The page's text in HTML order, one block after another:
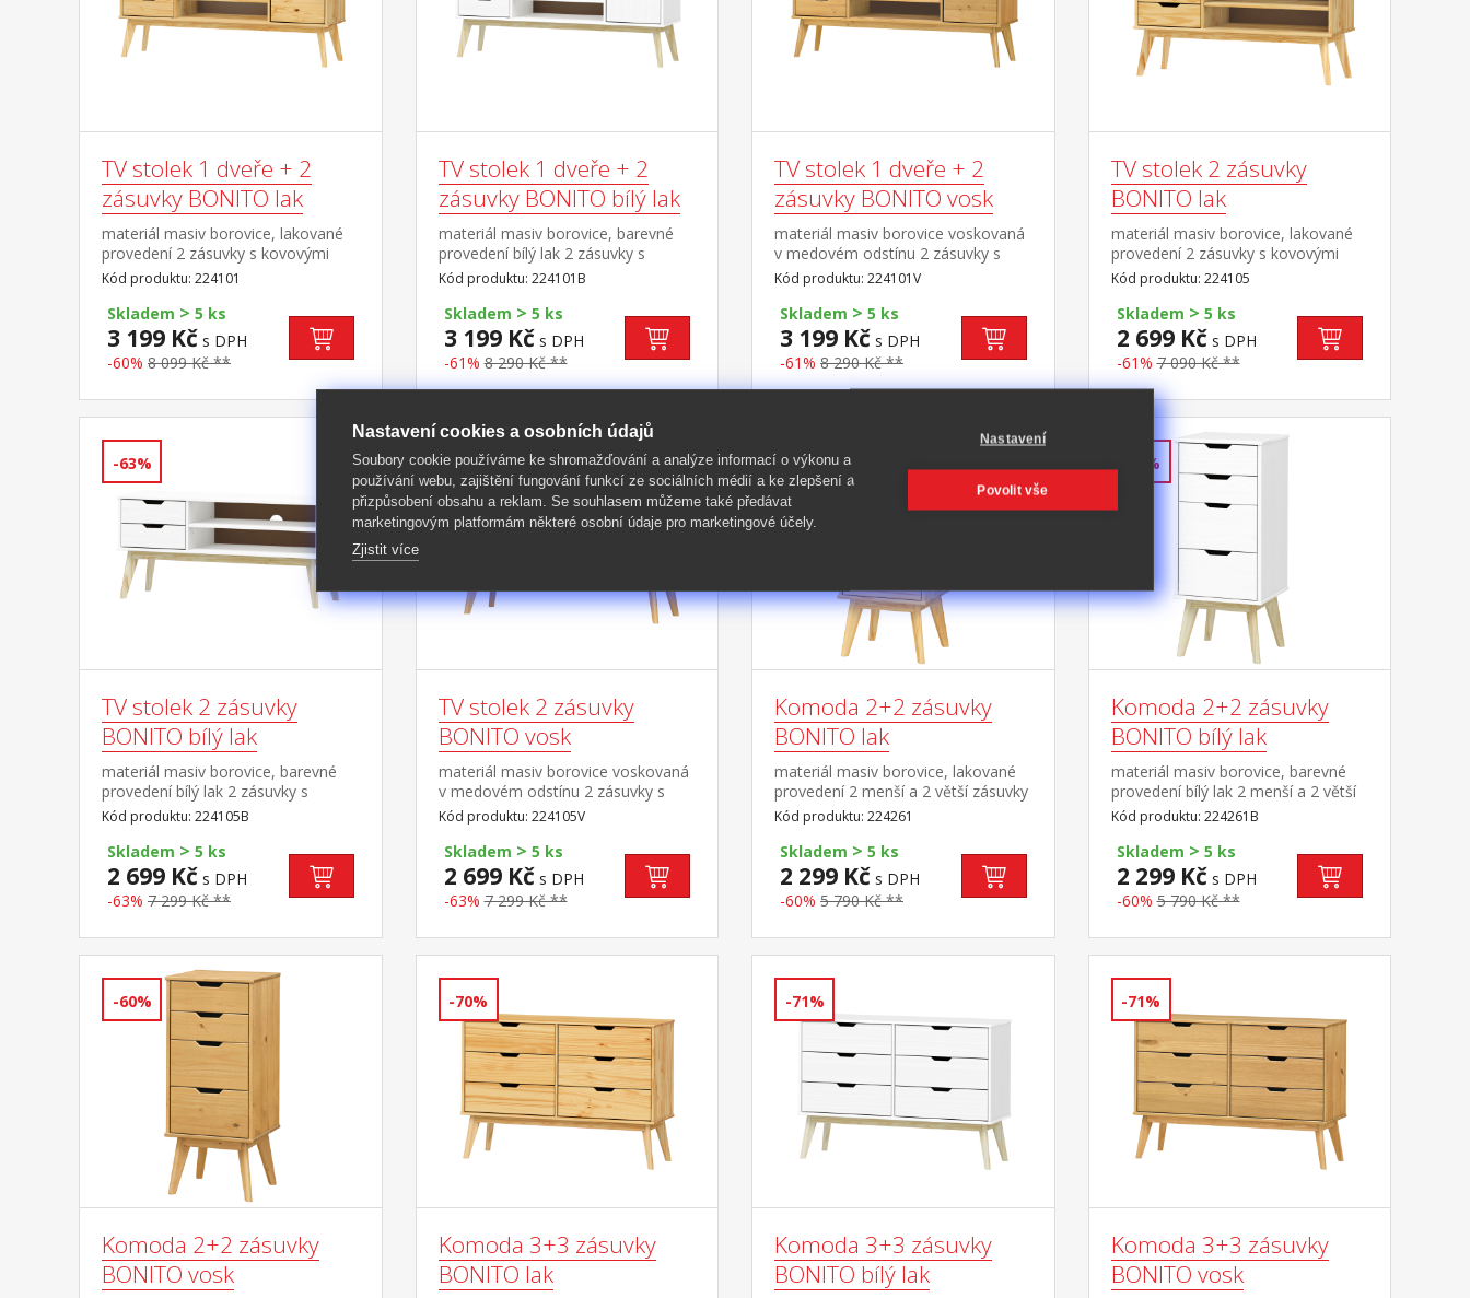
TV stolek 1 dveře + 2
zásuvky BONITO lak
materiál masiv borovice, lakované
provedení 2 zásuvky s kovovými
pojezdy, 1 dvířka, 1 police otvor na
protažení kabelů
Kód produktu: 224101
Skladem > 5 ks
3 199 Kč s DPH
-60% 8 099 Kč **
TV stolek 1 dveře + 2
zásuvky BONITO bílý lak
materiál masiv borovice, barevné
provedení bílý lak 2 zásuvky s
kovovými pojezdy, 1 dvířka, 1
police otvor na protažení kabelů
Kód produktu: 224101B
Skladem > 5 ks
3 199 Kč s DPH
-61% 8 290 Kč **
TV stolek 1 dveře + 2
zásuvky BONITO vosk
materiál masiv borovice voskovaná
v medovém odstínu 2 zásuvky s
kovovými pojezdy, 1 dvířka, 1
police otvor na protažení kabelů
Kód produktu: 224101V
Skladem > 5 ks
3 199 Kč s DPH
-61% 8 290 Kč **
TV stolek 2 zásuvky
BONITO lak
materiál masiv borovice, lakované
provedení 2 zásuvky s kovovými
pojezdy, 1 police otvor na protažení
kabelů
Kód produktu: 224105
Skladem > 5 ks
2 699 Kč s DPH
-61% 7 090 Kč **
-63%
TV stolek 2 zásuvky
BONITO bílý lak
materiál masiv borovice, barevné
provedení bílý lak 2 zásuvky s
kovovými pojezdy, 1 police otvor na
protažení kabelů
Kód produktu: 224105B
Skladem > 5 ks
2 699 Kč s DPH
-63% 7 299 Kč **
-63%
TV stolek 2 zásuvky
BONITO vosk
materiál masiv borovice voskovaná
v medovém odstínu 2 zásuvky s
kovovými pojezdy, 1 police otvor na
protažení kabelů
Kód produktu: 224105V
Skladem > 5 ks
2 699 Kč s DPH
-63% 7 299 Kč **
-60%
Komoda 2+2 zásuvky
BONITO lak
materiál masiv borovice, lakované
provedení 2 menší a 2 větší zásuvky
s kovovými pojezdy
Kód produktu: 224261
Skladem > 5 ks
2 299 Kč s DPH
-60% 5 790 Kč **
-60%
Komoda 2+2 zásuvky
BONITO bílý lak
materiál masiv borovice, barevné
provedení bílý lak 2 menší a 2 větší
zásuvky s kovovými pojezdy
Kód produktu: 224261B
Skladem > 5 ks
2 299 Kč s DPH
-60% 5 790 Kč **
-60%
Komoda 2+2 zásuvky
BONITO vosk
-70%
Komoda 3+3 zásuvky
BONITO lak
-71%
Komoda 3+3 zásuvky
BONITO bílý lak
-71%
Komoda 3+3 zásuvky
BONITO vosk
Nastavení cookies a osobních údajů
Soubory cookie používáme ke shromažďování a analýze informací o výkonu a
používání webu, zajištění fungování funkcí ze sociálních médií a ke zlepšení a
přizpůsobení obsahu a reklam. Se souhlasem můžeme také předávat
marketingovým platformám některé osobní údaje pro marketingové účely.
Zjistit více
Nastavení
Povolit vše